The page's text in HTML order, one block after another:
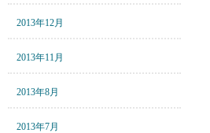
2013年12月
2013年11月
2013年8月
2013年7月